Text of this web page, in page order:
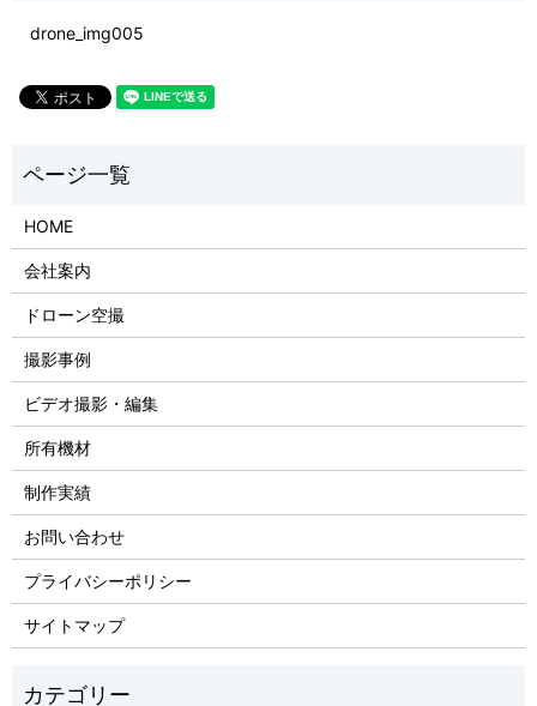
drone_img005
HOME
会社案内
ドローン空撮
撮影事例
ビデオ撮影・編集
所有機材
制作実績
お問い合わせ
プライバシーポリシー
サイトマップ